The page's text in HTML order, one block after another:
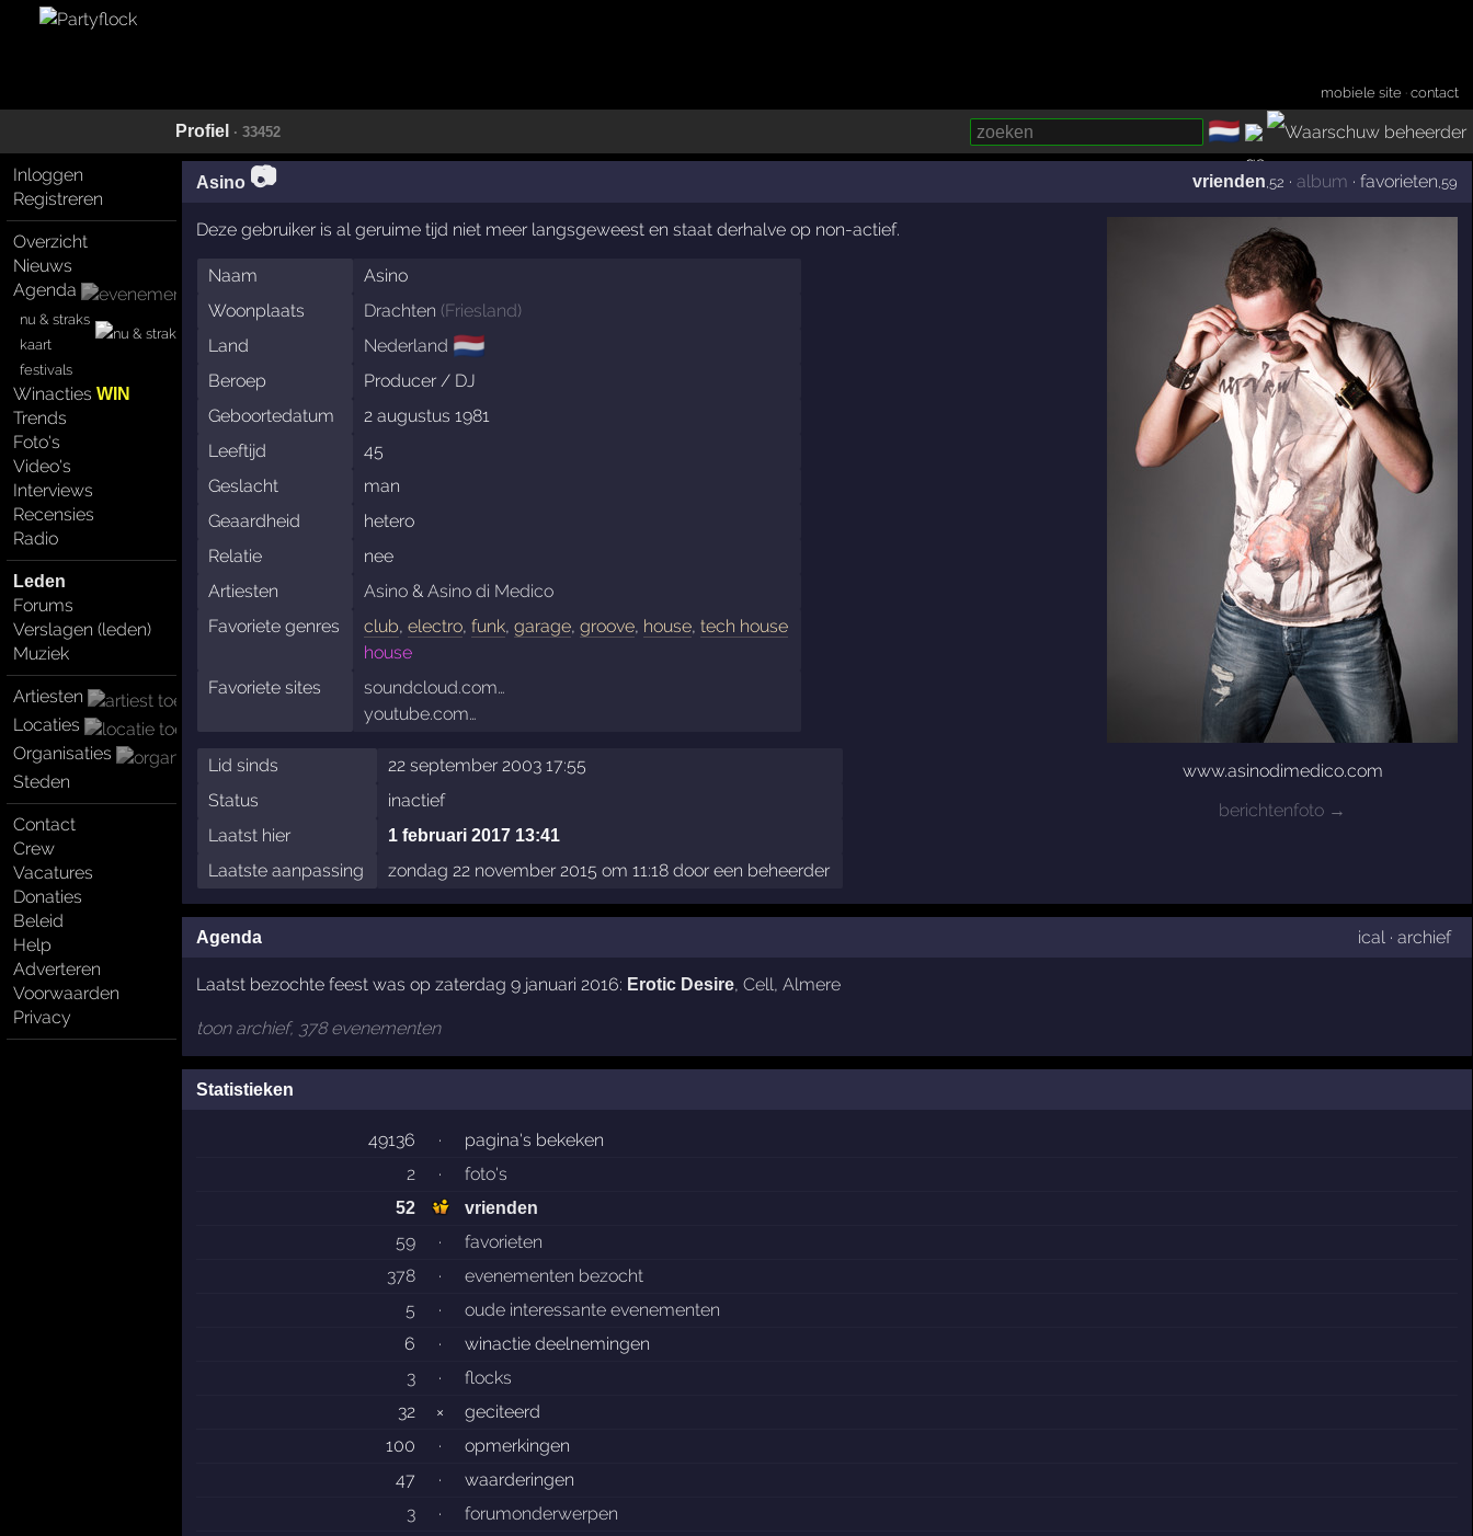
mobiele site ·contact
Profiel · 33452 🇳🇱
Inloggen
Registreren
Overzicht
Nieuws
Agenda
nu & straks
kaart
festivals
WinactiesWIN
Trends
Foto's
Video's
Interviews
Recensies
Radio
Leden
Forums
Verslagen (leden)
Muziek
Artiesten
Locaties
Organisaties
Steden
Contact
Crew
Vacatures
Donaties
Beleid
Help
Adverteren
Voorwaarden
Privacy
Asino 📷 vrienden ,52 ·album ·favorieten ,59
www.asinodimedico.com
berichtenfoto →
Deze gebruiker is al geruime tijd niet meer langsgeweest en staat derhalve op non-actief.
Naam
Asino
Woonplaats
Drachten (Friesland)
Land
Nederland 🇳🇱
Beroep
Producer / DJ
Geboortedatum
2 augustus 1981
Leeftijd
45
Geslacht
man
Geaardheid
hetero
Relatie
nee
Artiesten
Asino &Asino di Medico
Favoriete genres
club,electro,funk,garage,groove, house,tech house
house
Favoriete sites
soundcloud.com…
youtube.com…
Lid sinds
22 september 2003 17:55
Status
inactief
Laatst hier
1 februari 2017 13:41
Laatste aanpassing zondag 22 november 2015 om 11:18 door een beheerder
Agenda ical · archief
Laatst bezochte feest was op zaterdag 9 januari 2016: Erotic Desire, Cell, Almere
toon archief, 378 evenementen
Statistieken
49136 ·
pagina's bekeken
2
· foto's
52 vrienden
59 ·
favorieten
378
·
evenementen bezocht
5
·
oude interessante evenementen
6
·
winactie deelnemingen
3
·
flocks
32
×
geciteerd
100
·
opmerkingen
47
·
waarderingen
3
·
forumonderwerpen